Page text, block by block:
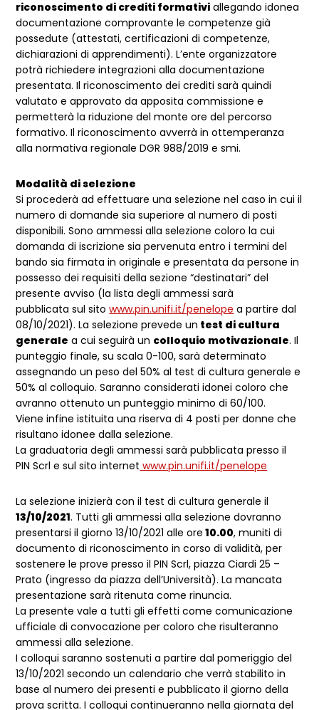
riconoscimento di crediti formativi allegando idonea
documentazione comprovante le competenze già
possedute (attestati, certificazioni di competenze,
dichiarazioni di apprendimenti). L’ente organizzatore
potrà richiedere integrazioni alla documentazione
presentata. Il riconoscimento dei crediti sarà quindi
valutato e approvato da apposita commissione e
permetterà la riduzione del monte ore del percorso
formativo. Il riconoscimento avverrà in ottemperanza
alla normativa regionale DGR 988/2019 e smi.
Modalità di selezione
Si procederà ad effettuare una selezione nel caso in cui il
numero di domande sia superiore al numero di posti
disponibili. Sono ammessi alla selezione coloro la cui
domanda di iscrizione sia pervenuta entro i termini del
bando sia firmata in originale e presentata da persone in
possesso dei requisiti della sezione “destinatari” del
presente avviso (la lista degli ammessi sarà
pubblicata sul sitowww.pin.unifi.it/penelope a partire dal
08/10/2021). La selezione prevede un test di cultura
generale a cui seguirà un colloquio motivazionale. Il
punteggio finale, su scala 0-100, sarà determinato
assegnando un peso del 50% al test di cultura generale e
50% al colloquio. Saranno considerati idonei coloro che
avranno ottenuto un punteggio minimo di 60/100.
Viene infine istituita una riserva di 4 posti per donne che
risultano idonee dalla selezione.
La graduatoria degli ammessi sarà pubblicata presso il
PIN Scrl e sul sito internet www.pin.unifi.it/penelope
La selezione inizierà con il test di cultura generale il
13/10/2021. Tutti gli ammessi alla selezione dovranno
presentarsi il giorno 13/10/2021 alle ore 10.00, muniti di
documento di riconoscimento in corso di validità, per
sostenere le prove presso il PIN Scrl, piazza Ciardi 25 –
Prato (ingresso da piazza dell’Università). La mancata
presentazione sarà ritenuta come rinuncia.
La presente vale a tutti gli effetti come comunicazione
ufficiale di convocazione per coloro che risulteranno
ammessi alla selezione.
I colloqui saranno sostenuti a partire dal pomeriggio del
13/10/2021 secondo un calendario che verrà stabilito in
base al numero dei presenti e pubblicato il giorno della
prova scritta. I colloqui continueranno nella giornata del